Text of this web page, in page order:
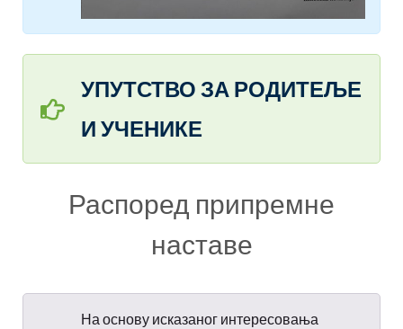
УПУТСТВО ЗА РОДИТЕЉЕ
И УЧЕНИКЕ
Распоред припремне
наставе
На основу исказаног интересовања